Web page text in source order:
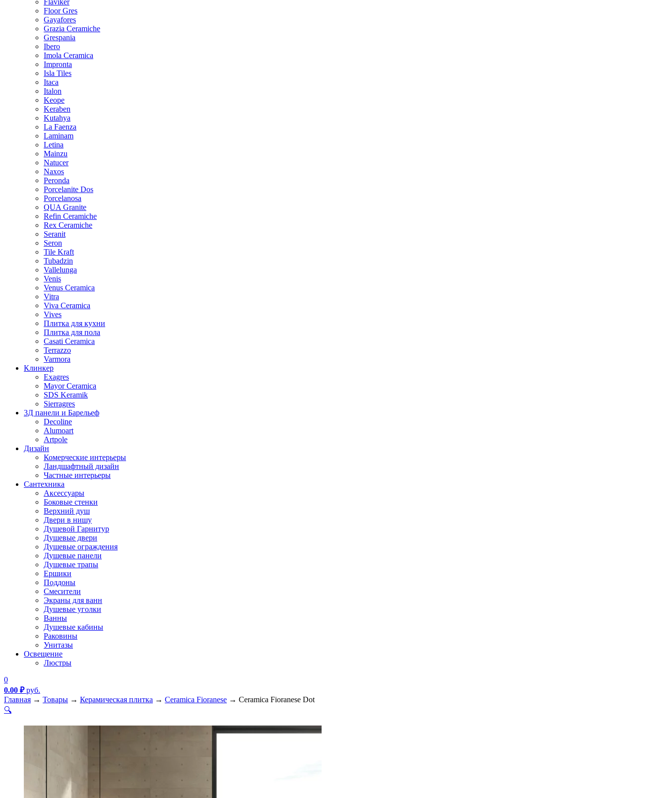
Flaviker
Floor Gres
Gayafores
Grazia Ceramiche
Grespania
Ibero
Imola Ceramica
Impronta
Isla Tiles
Itaca
Italon
Keope
Keraben
Kutahya
La Faenza
Laminam
Letina
Mainzu
Natucer
Naxos
Peronda
Porcelanite Dos
Porcelanosa
QUA Granite
Refin Ceramiche
Rex Ceramiche
Seranit
Seron
Tile Kraft
Tubadzin
Vallelunga
Venis
Venus Ceramica
Vitra
Viva Ceramica
Vives
Плитка для кухни
Плитка для пола
Casati Ceramica
Terrazzo
Varmora
Клинкер
Exagres
Mayor Ceramica
SDS Keramik
Sierragres
3Д панели и Барельеф
Decoline
Alumoart
Artpole
Дизайн
Комерческие интерьеры
Ландшафтный дизайн
Частные интерьеры
Сантехника
Аксессуары
Боковые стенки
Верхний душ
Двери в нишу
Душевой Гарнитур
Душевые двери
Душевые ограждения
Душевые панели
Душевые трапы
Ершики
Поддоны
Смесители
Экраны для ванн
Душевые уголки
Ванны
Душевые кабины
Раковины
Унитазы
Освещение
Люстры
0
0.00 ₽руб.
Главная → Товары → Керамическая плитка → Ceramica Fioranese → Ceramica Fioranese Dot
🔍